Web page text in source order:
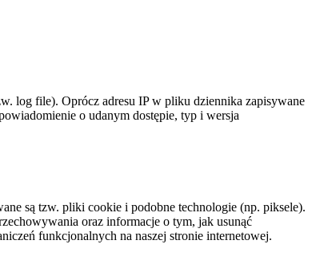
log file). Oprócz adresu IP w pliku dziennika zapisywane
o udanym dostępie, typ i wersja
są tzw. pliki cookie i podobne technologie (np. piksele).
oraz informacje o tym, jak usunąć
funkcjonalnych na naszej stronie internetowej.